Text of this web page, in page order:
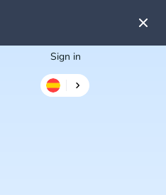
Sign in